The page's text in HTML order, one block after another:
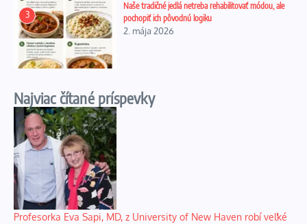
3
Naše tradičné jedlá netreba rehabilitovať módou, ale
pochopiť ich pôvodnú logiku
2. mája 2026
Najviac čítané príspevky
Profesorka Eva Sapi, MD, z University of New Haven robí veľké